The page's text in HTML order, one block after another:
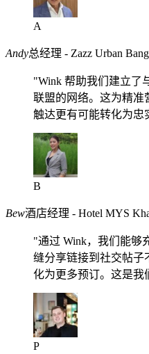
A
Andy总经理 - Zazz Urban
"Wink 帮助我们建立了
联盟的网络。这为精准
触达更有可能转化为忠
B
Bew酒店经理 - Hotel MYS
"通过 Wink，我们能够
缝分享链接到社交帖子
化为更多预订。这是我
P